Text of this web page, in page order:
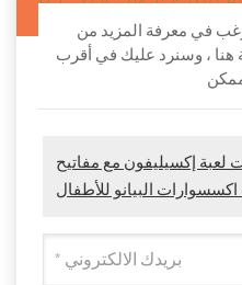
في معرفة المزيد من
هنا ، وسنرد عليك في أقرب
ملاحظات لعبة إكسيليفون مع مفاتيح
اكسسوارات البيانو للأطفال